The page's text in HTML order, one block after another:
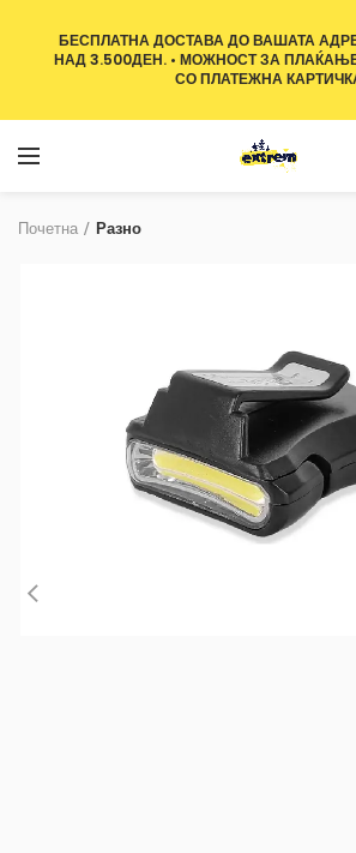
Почетна Разно
БЕСПЛАТНА ДОСТАВА ДО ВАШАТА
НАД 3.500ДЕН. • МОЖНОСТ ЗА
СО ПЛАТЕЖНА